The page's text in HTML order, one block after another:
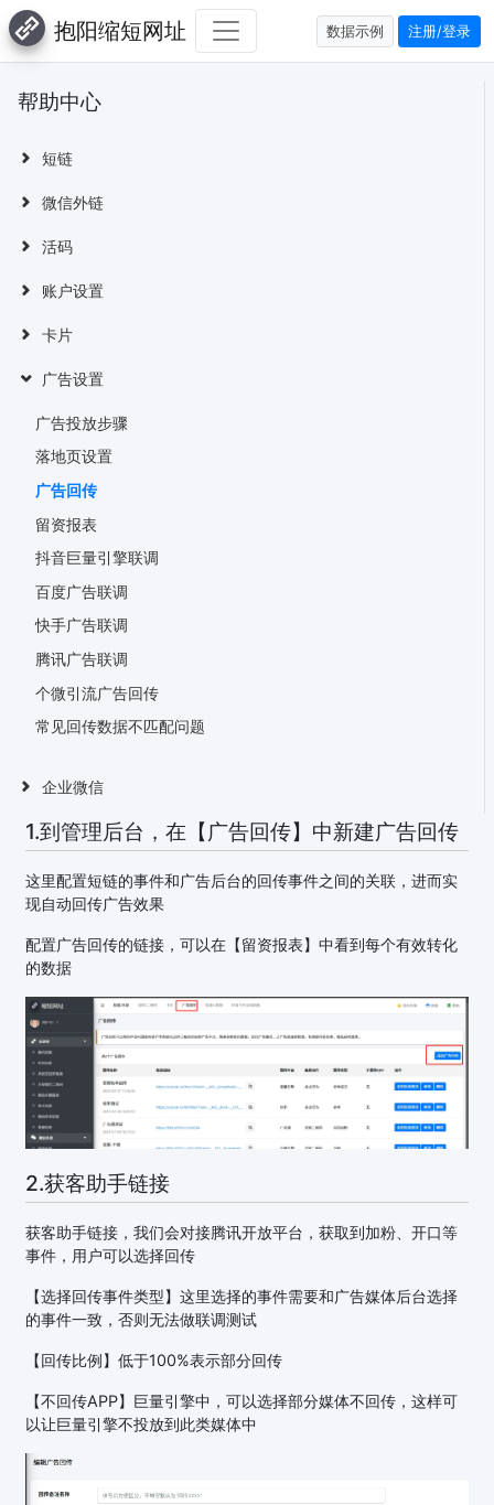
抱阳缩短网址 数据示例 注册/登录
帮助中心
短链
微信外链
活码
账户设置
卡片
广告设置
广告投放步骤
落地页设置
广告回传
留资报表
抖音巨量引擎联调
百度广告联调
快手广告联调
腾讯广告联调
个微引流广告回传
常见回传数据不匹配问题
企业微信
1.到管理后台，在【广告回传】中新建广告回传
这里配置短链的事件和广告后台的回传事件之间的关联，进而实
现自动回传广告效果
配置广告回传的链接，可以在【留资报表】中看到每个有效转化
的数据
2.获客助手链接
获客助手链接，我们会对接腾讯开放平台，获取到加粉、开口等
事件，用户可以选择回传
【选择回传事件类型】这里选择的事件需要和广告媒体后台选择
的事件一致，否则无法做联调测试
【回传比例】低于100%表示部分回传
【不回传APP】巨量引擎中，可以选择部分媒体不回传，这样可
以让巨量引擎不投放到此类媒体中